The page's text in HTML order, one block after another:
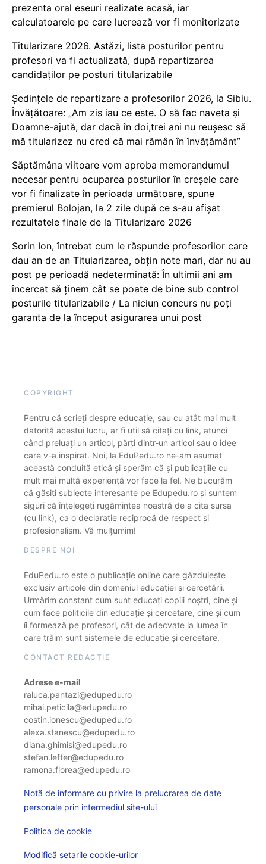
prezenta oral eseuri realizate acasă, iar
calculatoarele pe care lucrează vor fi monitorizate
Titularizare 2026. Astăzi, lista posturilor pentru
profesori va fi actualizată, după repartizarea
candidaților pe posturi titularizabile
Ședințele de repartizare a profesorilor 2026, la Sibiu.
Învățătoare: „Am zis iau ce este. O să fac naveta și
Doamne-ajută, dar dacă în doi,trei ani nu reușesc să
mă titularizez nu cred că mai rămân în învățământ”
Săptămâna viitoare vom aproba memorandumul
necesar pentru ocuparea posturilor în creșele care
vor fi finalizate în perioada următoare, spune
premierul Bolojan, la 2 zile după ce s-au afișat
rezultatele finale de la Titularizare 2026
Sorin Ion, întrebat cum le răspunde profesorilor care
dau an de an Titularizarea, obțin note mari, dar nu au
post pe perioadă nedeterminată: În ultimii ani am
încercat să ținem cât se poate de bine sub control
posturile titularizabile / La niciun concurs nu poți
garanta de la început asigurarea unui post
COPYRIGHT
Pentru că scrieți despre educație, sau cu atât mai mult
datorită acestui lucru, ar fi util să citați cu link, atunci
când preluați un articol, părți dintr-un articol sau o idee
care v-a inspirat. Noi, la EduPedu.ro ne-am asumat
această conduită etică și sperăm că și publicațiile cu
mult mai multă experiență vor face la fel. Ne bucurăm
că găsiți subiecte interesante pe Edupedu.ro și suntem
siguri că înțelegeți rugămintea noastră de a cita sursa
(cu link), ca o declarație reciprocă de respect și
profesionalism. Vă mulțumim!
DESPRE NOI
EduPedu.ro este o publicație online care găzduiește
exclusiv articole din domeniul educației și cercetării.
Urmărim constant cum sunt educați copiii noștri, cine și
cum face politicile din educație și cercetare, cine și cum
îi formează pe profesori, cât de adecvate la lumea în
care trăim sunt sistemele de educație și cercetare.
CONTACT REDACȚIE
Adrese e-mail
raluca.pantazi@edupedu.ro
mihai.peticila@edupedu.ro
costin.ionescu@edupedu.ro
alexa.stanescu@edupedu.ro
diana.ghimisi@edupedu.ro
stefan.lefter@edupedu.ro
ramona.florea@edupedu.ro
Notă de informare cu privire la prelucrarea de date
personale prin intermediul site-ului
Politica de cookie
Modifică setarile cookie-urilor